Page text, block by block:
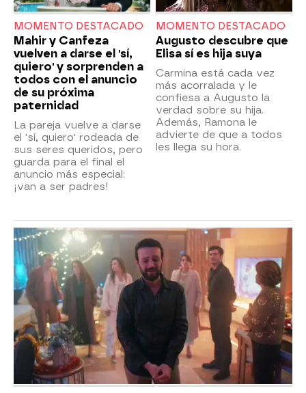
MOMENTO DESTACADO
Mahir y Canfeza
vuelven a darse el 'sí,
quiero' y sorprenden a
todos con el anuncio
de su próxima
paternidad
La pareja vuelve a darse
el 'sí, quiero' rodeada de
sus seres queridos, pero
guarda para el final el
anuncio más especial:
¡van a ser padres!
MOMENTO DESTACADO
Augusto descubre que
Elisa sí es hija suya
Carmina está cada vez
más acorralada y le
confiesa a Augusto la
verdad sobre su hija.
Además, Ramona le
advierte de que a todos
les llega su hora.